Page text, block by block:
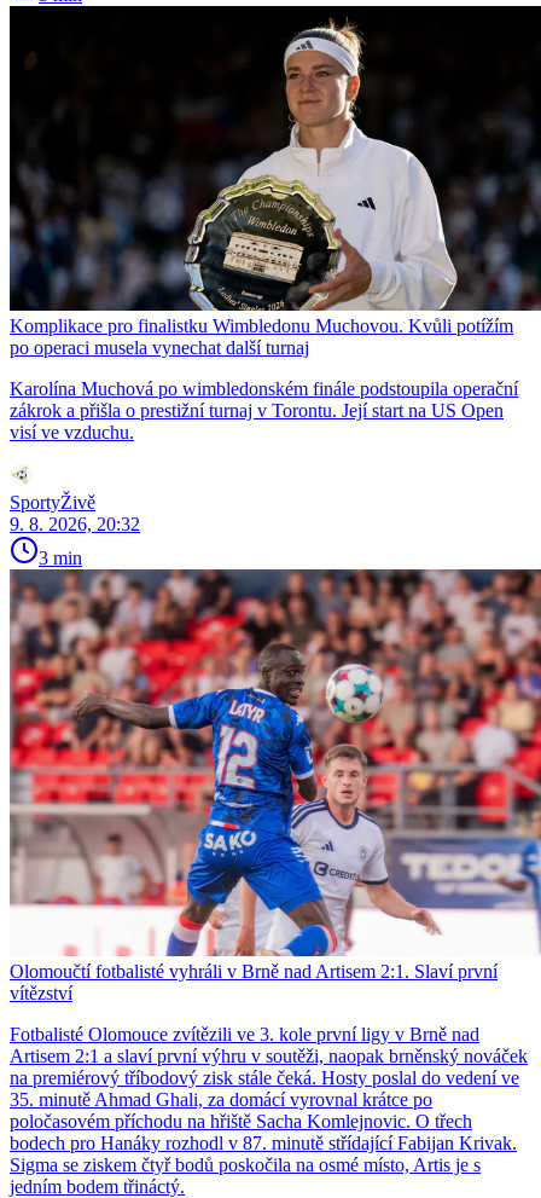
Komplikace pro finalistku Wimbledonu Muchovou. Kvůli potížím
po operaci musela vynechat další turnaj
Karolína Muchová po wimbledonském finále podstoupila operační
zákrok a přišla o prestižní turnaj v Torontu. Její start na US Open
visí ve vzduchu.
SportyŽivě
9. 8. 2026, 20:32
3 min
Olomoučtí fotbalisté vyhráli v Brně nad Artisem 2:1. Slaví první
vítězství
Fotbalisté Olomouce zvítězili ve 3. kole první ligy v Brně nad
Artisem 2:1 a slaví první výhru v soutěži, naopak brněnský nováček
na premiérový tříbodový zisk stále čeká. Hosty poslal do vedení ve
35. minutě Ahmad Ghali, za domácí vyrovnal krátce po
poločasovém příchodu na hřiště Sacha Komlejnovic. O třech
bodech pro Hanáky rozhodl v 87. minutě střídající Fabijan Krivak.
Sigma se ziskem čtyř bodů poskočila na osmé místo, Artis je s
jedním bodem třináctý.